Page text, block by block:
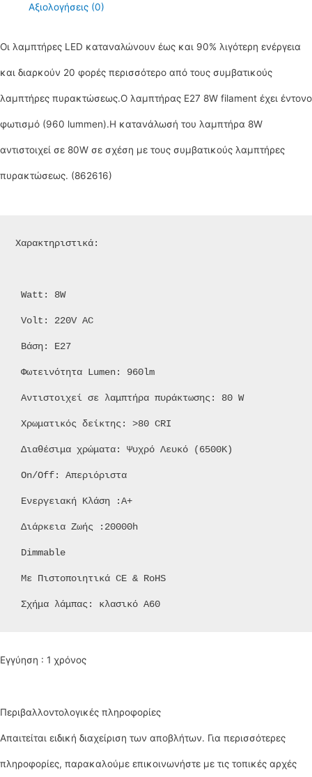
Αξιολογήσεις (0)
Οι λαμπτήρες LED καταναλώνουν έως και 90% λιγότερη ενέργεια
και διαρκούν 20 φορές περισσότερο από τους συμβατικούς
λαμπτήρες πυρακτώσεως.Ο λαμπτήρας Ε27 8W filament έχει έντονο
φωτισμό (960 lummen).Η κατανάλωσή του λαμπτήρα 8W
αντιστοιχεί σε 80W σε σχέση με τους συμβατικούς λαμπτήρες
πυρακτώσεως. (862616)
Χαρακτηριστικά:
Watt: 8W
Volt: 220V AC
Βάση: E27
Φωτεινότητα Lumen: 960lm
Αντιστοιχεί σε λαμπτήρα πυράκτωσης: 80 W
Χρωματικός δείκτης: >80 CRI
Διαθέσιμα χρώματα: Ψυχρό Λευκό (6500K)
On/Off: Απεριόριστα
Ενεργειακή Κλάση :Α+
Διάρκεια Ζωής :20000h
Dimmable
Με Πιστοποιητικά CE & RoHS
Σχήμα λάμπας: κλασικό Α60
Εγγύηση : 1 χρόνος
Περιβαλλοντολογικές πληροφορίες
Απαιτείται ειδική διαχείριση των αποβλήτων. Για περισσότερες
πληροφορίες, παρακαλούμε επικοινωνήστε με τις τοπικές αρχές